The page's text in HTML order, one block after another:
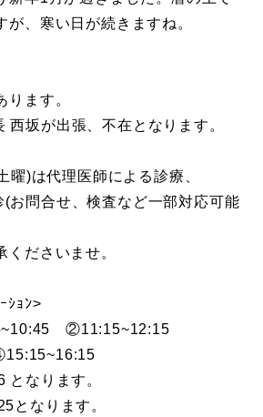
が、寒い日が続きますね。
ます。
西坂が出張、不在となります。
曜)は代理医師による診療、
お問合せ、検査など一部対応可能
くださいませ。
ｼｮﾝ>
②11:15~12:15
となります。
となります。